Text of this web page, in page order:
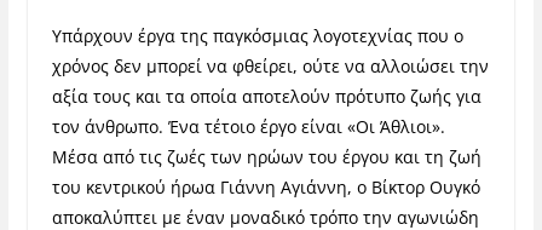
Υπάρχουν έργα της παγκόσμιας λογοτεχνίας που ο
χρόνος δεν μπορεί να φθείρει, ούτε να αλλοιώσει την
αξία τους και τα οποία αποτελούν πρότυπο ζωής για
τον άνθρωπο. Ένα τέτοιο έργο είναι «Οι Άθλιοι».
Μέσα από τις ζωές των ηρώων του έργου και τη ζωή
του κεντρικού ήρωα Γιάννη Αγιάννη, ο Βίκτορ Ουγκό
αποκαλύπτει με έναν μοναδικό τρόπο την αγωνιώδη